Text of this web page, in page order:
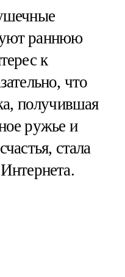
раннюю
к
что
получившая
ружье и
стала